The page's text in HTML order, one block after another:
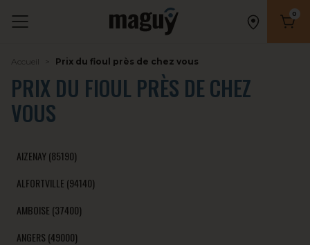
0
Accueil Prix du fioul près de chez vous
PRIX DU FIOUL PRÈS DE CHEZ
VOUS
AIZENAY (85190)
ALFORTVILLE (94140)
AMBOISE (37400)
ANGERS (49000)